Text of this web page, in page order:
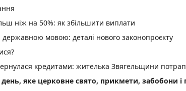
ніж на 50%: як збільшити виплати
мовою: деталі нового законопроєкту
кредитами: жителька Звягельщини
яке церковне свято, прикмети, забобони